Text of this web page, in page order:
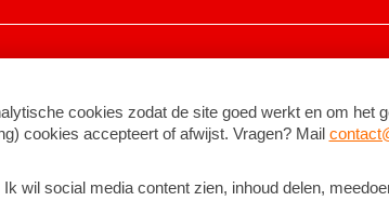
©2026BNNVARA